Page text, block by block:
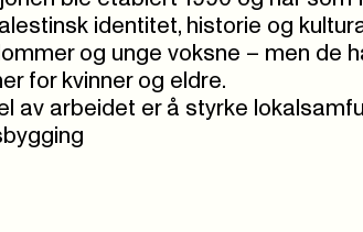
identitet, historie og
og unge voksne – men de
for kvinner og eldre.
av arbeidet er å styrke